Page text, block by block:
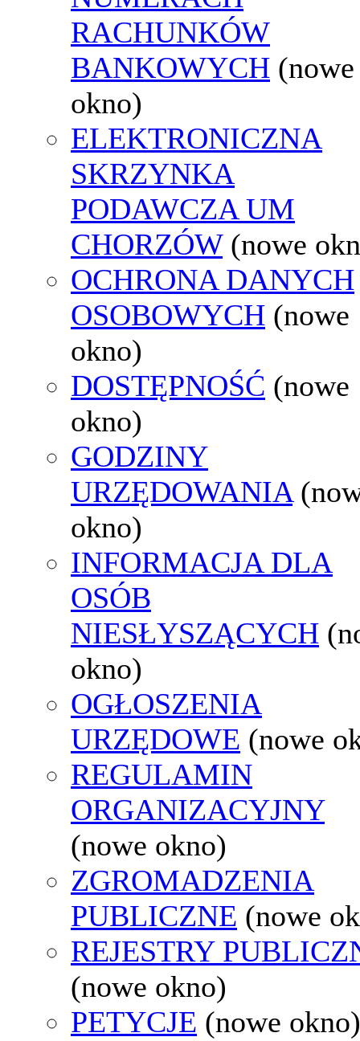
RACHUNKÓW
BANKOWYCH (nowe
okno)
ELEKTRONICZNA
SKRZYNKA
PODAWCZA UM
CHORZÓW (nowe
OCHRONA DANYCH
OSOBOWYCH (nowe
okno)
DOSTĘPNOŚĆ (nowe
okno)
GODZINY
URZĘDOWANIA
okno)
INFORMACJA DLA
OSÓB
NIESŁYSZĄCYCH
okno)
OGŁOSZENIA
URZĘDOWE (nowe
REGULAMIN
ORGANIZACYJNY
(nowe okno)
ZGROMADZENIA
PUBLICZNE (nowe
REJESTRY
(nowe okno)
PETYCJE (nowe okno)